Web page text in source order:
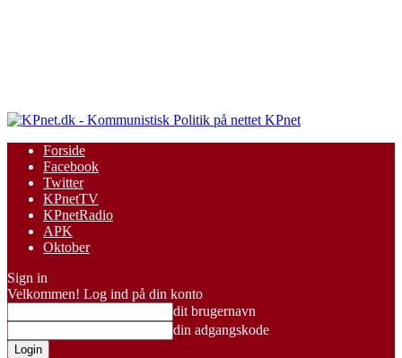
KPnet
Forside
Facebook
Twitter
KPnetTV
KPnetRadio
APK
Oktober
Sign in
Velkommen! Log ind på din konto
dit brugernavn
din adgangskode